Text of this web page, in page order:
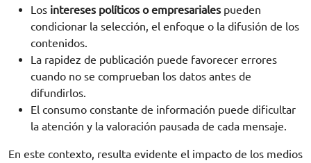
Los intereses políticos o empresariales pueden
condicionar la selección, el enfoque o la difusión de los
contenidos.
La rapidez de publicación puede favorecer errores
cuando no se comprueban los datos antes de
difundirlos.
El consumo constante de información puede dificultar
la atención y la valoración pausada de cada mensaje.
En este contexto, resulta evidente el impacto de los medios